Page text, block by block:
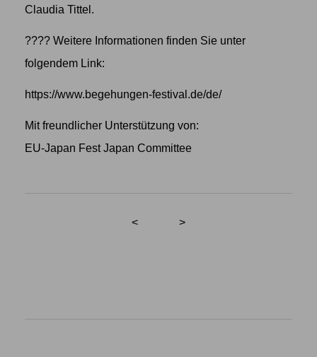
Claudia Tittel.
???? Weitere Informationen finden Sie unter
folgendem Link:
https://www.begehungen-festival.de/de/
Mit freundlicher Unterstützung von:
EU-Japan Fest Japan Committee
< >